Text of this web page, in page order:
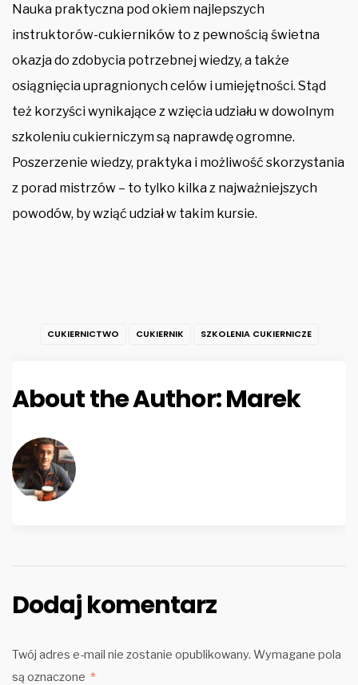
Nauka praktyczna pod okiem najlepszych
instruktorów-cukierników to z pewnością świetna
okazja do zdobycia potrzebnej wiedzy, a także
osiągnięcia upragnionych celów i umiejętności. Stąd
też korzyści wynikające z wzięcia udziału w dowolnym
szkoleniu cukierniczym są naprawdę ogromne.
Poszerzenie wiedzy, praktyka i możliwość skorzystania
z porad mistrzów – to tylko kilka z najważniejszych
powodów, by wziąć udział w takim kursie.
CUKIERNICTWO CUKIERNIK SZKOLENIA CUKIERNICZE
About the Author:Marek
Dodaj komentarz
Twój adres e-mail nie zostanie opublikowany. Wymagane pola
są oznaczone *